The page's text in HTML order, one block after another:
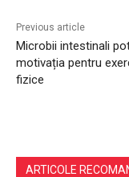
Previous article
Microbii intestinali
motivația pentru
fizice
ARTICOLE